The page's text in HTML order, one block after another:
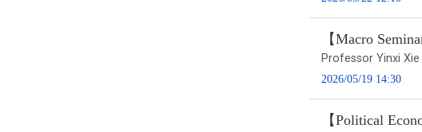
【Macro
Professor Yinxi Xie
2026/05/19 14:30
【Political